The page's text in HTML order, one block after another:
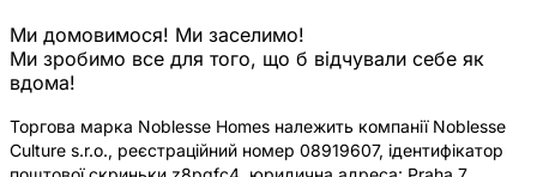
Ми домовимося! Ми заселимо!
Ми зробимо все для того, що б відчували себе як
вдома!
Торгова марка Noblesse Homes належить компанії Noblesse
Culture s.r.o., реєстраційний номер 08919607, ідентифікатор